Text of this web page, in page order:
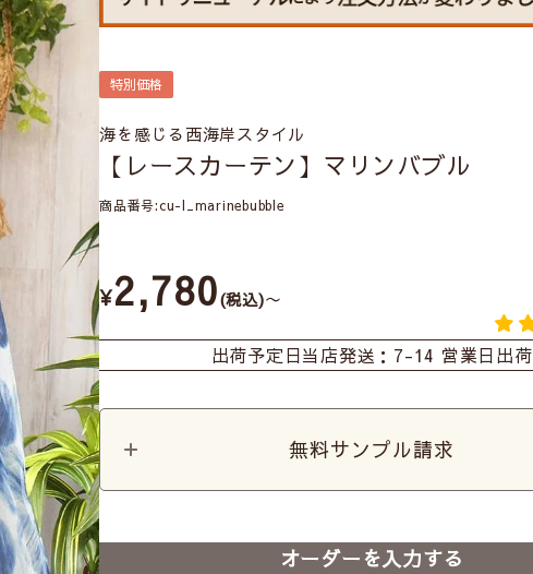
特別価格
海を感じる西海岸スタイル
【レースカーテン】マリンバブル
商品番号 cu-l_marinebubble
¥2,780 税込 〜
出荷予定日当店発送：7-14 営業日出荷
無料サンプル請求
オーダーを入力する